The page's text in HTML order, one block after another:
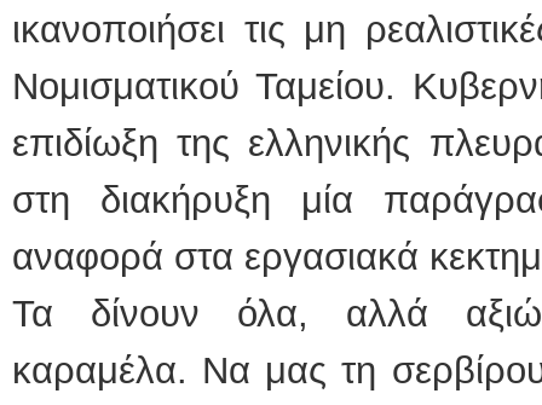
ικανοποιήσει τις μη
Νομισματικού Ταμείου.
επιδίωξη της ελληνικής
στη διακήρυξη μία
αναφορά στα εργασιακά
Τα δίνουν όλα, αλλά
καραμέλα. Να μας τη